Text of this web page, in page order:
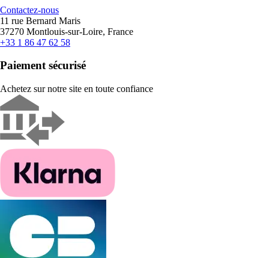
Contactez-nous
11 rue Bernard Maris
37270 Montlouis-sur-Loire, France
+33 1 86 47 62 58
Paiement sécurisé
Achetez sur notre site en toute confiance